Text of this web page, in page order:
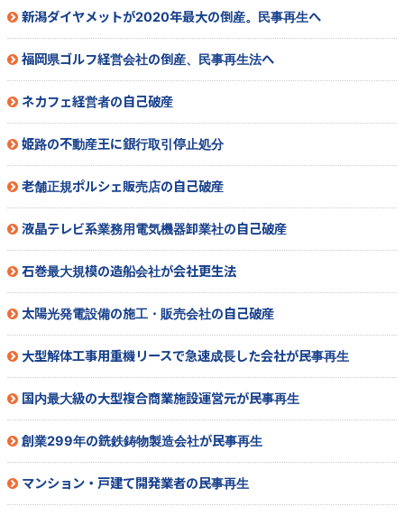
新潟ダイヤメットが2020年最大の倒産。民事再生へ
福岡県ゴルフ経営会社の倒産、民事再生法へ
ネカフェ経営者の自己破産
姫路の不動産王に銀行取引停止処分
老舗正規ポルシェ販売店の自己破産
液晶テレビ系業務用電気機器卸業社の自己破産
石巻最大規模の造船会社が会社更生法
太陽光発電設備の施工・販売会社の自己破産
大型解体工事用重機リースで急速成長した会社が民事再生
国内最大級の大型複合商業施設運営元が民事再生
創業299年の銑鉄鋳物製造会社が民事再生
マンション・戸建て開発業者の民事再生